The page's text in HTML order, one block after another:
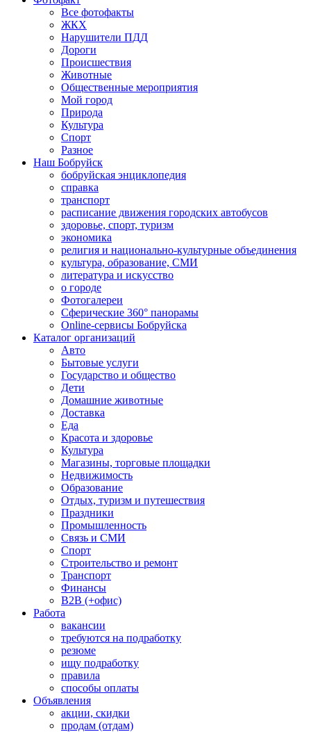
Все фотофакты
ЖКХ
Нарушители ПДД
Дороги
Происшествия
Животные
Общественные мероприятия
Мой город
Природа
Культура
Спорт
Разное
Наш Бобруйск
бобруйская энциклопедия
справка
транспорт
расписание движения городских автобусов
здоровье, спорт, туризм
экономика
религия и национально-культурные объединения
культура, образование, СМИ
литература и искусство
о городе
Фотогалереи
Сферические 360° панорамы
Online-сервисы Бобруйска
Каталог организаций
Авто
Бытовые услуги
Государство и общество
Дети
Домашние животные
Доставка
Еда
Красота и здоровье
Культура
Магазины, торговые площадки
Недвижимость
Образование
Отдых, туризм и путешествия
Праздники
Промышленность
Связь и СМИ
Спорт
Строительство и ремонт
Транспорт
Финансы
B2B (+офис)
Работа
вакансии
требуются на подработку
резюме
ищу подработку
правила
способы оплаты
Объявления
акции, скидки
продам (отдам)